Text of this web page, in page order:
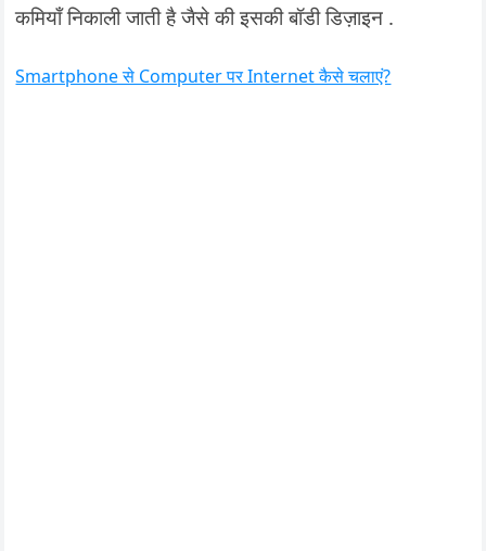
कमियाँ निकाली जाती है जैसे की इसकी बॉडी डिज़ाइन .
Smartphone से Computer पर Internet कैसे चलाएं?